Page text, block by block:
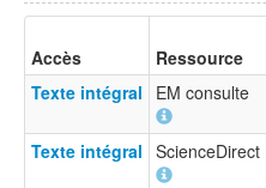
Accès Ressource
Texte intégral
EM consulte
Texte intégral ScienceDirect